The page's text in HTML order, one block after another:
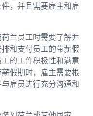
，并且需要雇主和雇
兰员工时需要了解并
和支付员工的带薪假
的工作积极性和满意
假期时，雇主需要根
雇员进行充分沟通和